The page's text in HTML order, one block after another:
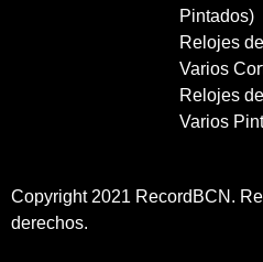
Pintados)
Relojes
Varios
Relojes
Varios
Copyright 2021 RecordBCN.
derechos.